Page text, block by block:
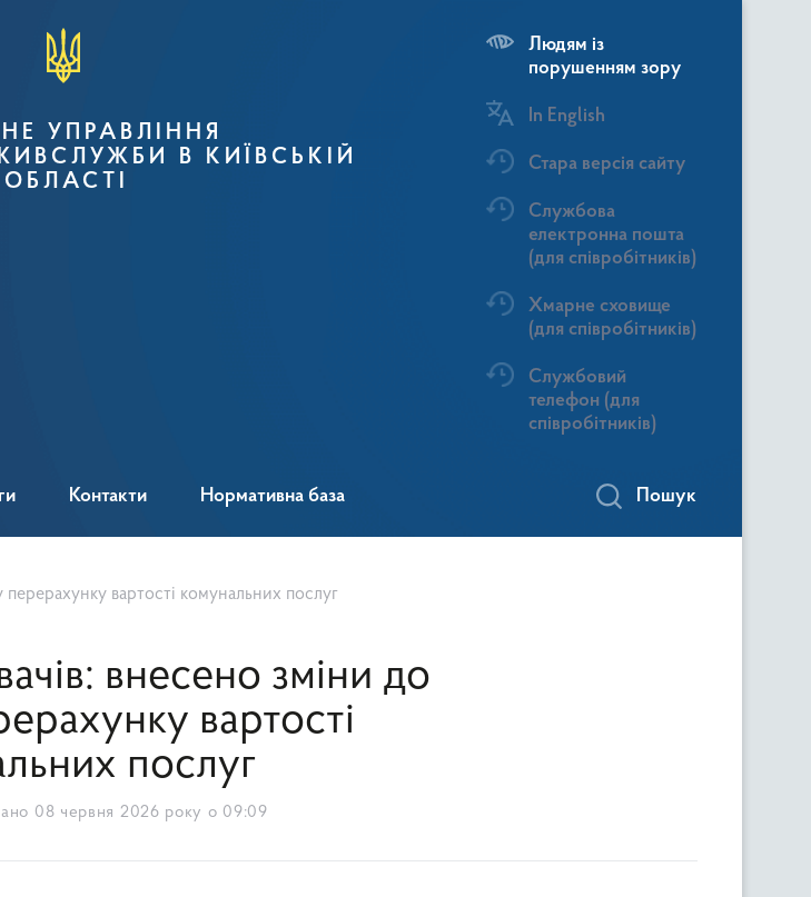
УПРАВЛІННЯ
В КИЇВСЬКІЙ
ОБЛАСТІ
Людям із
порушенням зору
In English
Стара версія сайту
Службова
електронна пошта
(для співробітників)
Хмарне сховище
(для співробітників)
Службовий
телефон (для
співробітників)
Контакти Нормативна база Пошук
вартості комунальних послуг
внесено зміни до
вартості
послуг
08 червня 2026 року о 09:09